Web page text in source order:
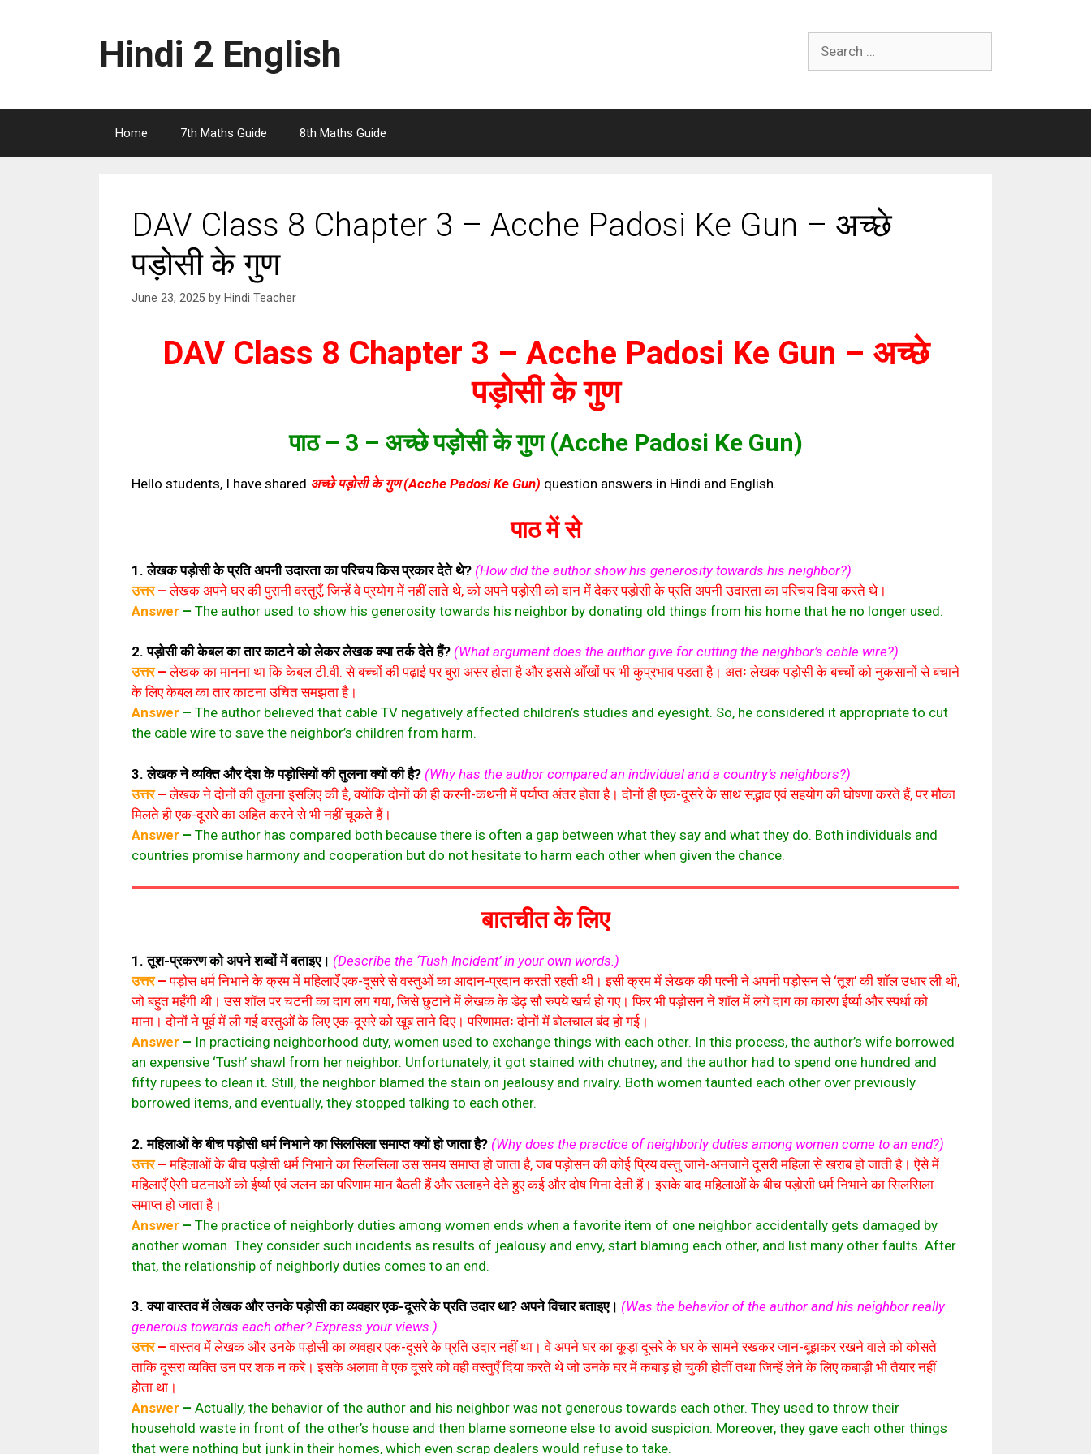
Hindi 2 English
Home 7th Maths Guide 8th Maths Guide
DAV Class 8 Chapter 3 – Acche Padosi Ke Gun – अच्छे
पड़ोसी के गुण
June 23, 2025 by Hindi Teacher
DAV Class 8 Chapter 3 – Acche Padosi Ke Gun – अच्छे
पड़ोसी के गुण
पाठ – 3 – अच्छे पड़ोसी के गुण (Acche Padosi Ke Gun)
Hello students, I have shared अच्छे पड़ोसी के गुण (Acche Padosi Ke Gun) question answers in Hindi and English.
पाठ में से
1. लेखक पड़ोसी के प्रति अपनी उदारता का परिचय किस प्रकार देते थे? (How did the author show his generosity towards his neighbor?)
उत्तर– लेखक अपने घर की पुरानी वस्तुएँ, जिन्हें वे प्रयोग में नहीं लाते थे, को अपने पड़ोसी को दान में देकर पड़ोसी के प्रति अपनी उदारता का परिचय दिया करते थे।
Answer – The author used to show his generosity towards his neighbor by donating old things from his home that he no longer used.
2. पड़ोसी की केबल का तार काटने को लेकर लेखक क्या तर्क देते हैं? (What argument does the author give for cutting the neighbor’s cable wire?)
उत्तर– लेखक का मानना था कि केबल टी.वी. से बच्चों की पढ़ाई पर बुरा असर होता है और इससे आँखों पर भी कुप्रभाव पड़ता है। अतः लेखक पड़ोसी के बच्चों को नुकसानों से बचाने
के लिए केबल का तार काटना उचित समझता है।
Answer – The author believed that cable TV negatively affected children’s studies and eyesight. So, he considered it appropriate to cut
the cable wire to save the neighbor’s children from harm.
3. लेखक ने व्यक्ति और देश के पड़ोसियों की तुलना क्यों की है? (Why has the author compared an individual and a country’s neighbors?)
उत्तर– लेखक ने दोनों की तुलना इसलिए की है, क्योंकि दोनों की ही करनी-कथनी में पर्याप्त अंतर होता है। दोनों ही एक-दूसरे के साथ सद्भाव एवं सहयोग की घोषणा करते हैं, पर मौका
मिलते ही एक-दूसरे का अहित करने से भी नहीं चूकते हैं।
Answer – The author has compared both because there is often a gap between what they say and what they do. Both individuals and
countries promise harmony and cooperation but do not hesitate to harm each other when given the chance.
बातचीत के लिए
1. तूश-प्रकरण को अपने शब्दों में बताइए। (Describe the ‘Tush Incident’ in your own words.)
उत्तर– पड़ोस धर्म निभाने के क्रम में महिलाएँ एक-दूसरे से वस्तुओं का आदान-प्रदान करती रहती थी। इसी क्रम में लेखक की पत्नी ने अपनी पड़ोसन से ‘तूश’ की शॉल उधार ली थी,
जो बहुत महँगी थी। उस शॉल पर चटनी का दाग लग गया, जिसे छुटाने में लेखक के डेढ़ सौ रुपये खर्च हो गए। फिर भी पड़ोसन ने शॉल में लगे दाग का कारण ईर्ष्या और स्पर्धा को
माना। दोनों ने पूर्व में ली गई वस्तुओं के लिए एक-दूसरे को खूब ताने दिए। परिणामतः दोनों में बोलचाल बंद हो गई।
Answer – In practicing neighborhood duty, women used to exchange things with each other. In this process, the author’s wife borrowed
an expensive ‘Tush’ shawl from her neighbor. Unfortunately, it got stained with chutney, and the author had to spend one hundred and
fifty rupees to clean it. Still, the neighbor blamed the stain on jealousy and rivalry. Both women taunted each other over previously
borrowed items, and eventually, they stopped talking to each other.
2. महिलाओं के बीच पड़ोसी धर्म निभाने का सिलसिला समाप्त क्यों हो जाता है? (Why does the practice of neighborly duties among women come to an end?)
उत्तर– महिलाओं के बीच पड़ोसी धर्म निभाने का सिलसिला उस समय समाप्त हो जाता है, जब पड़ोसन की कोई प्रिय वस्तु जाने-अनजाने दूसरी महिला से खराब हो जाती है। ऐसे में
महिलाएँ ऐसी घटनाओं को ईर्ष्या एवं जलन का परिणाम मान बैठती हैं और उलाहने देते हुए कई और दोष गिना देती हैं। इसके बाद महिलाओं के बीच पड़ोसी धर्म निभाने का सिलसिला
समाप्त हो जाता है।
Answer – The practice of neighborly duties among women ends when a favorite item of one neighbor accidentally gets damaged by
another woman. They consider such incidents as results of jealousy and envy, start blaming each other, and list many other faults. After
that, the relationship of neighborly duties comes to an end.
3. क्या वास्तव में लेखक और उनके पड़ोसी का व्यवहार एक-दूसरे के प्रति उदार था? अपने विचार बताइए। (Was the behavior of the author and his neighbor really
generous towards each other? Express your views.)
उत्तर– वास्तव में लेखक और उनके पड़ोसी का व्यवहार एक-दूसरे के प्रति उदार नहीं था। वे अपने घर का कूड़ा दूसरे के घर के सामने रखकर जान-बूझकर रखने वाले को कोसते
ताकि दूसरा व्यक्ति उन पर शक न करे। इसके अलावा वे एक दूसरे को वही वस्तुएँ दिया करते थे जो उनके घर में कबाड़ हो चुकी होतीं तथा जिन्हें लेने के लिए कबाड़ी भी तैयार नहीं
होता था।
Answer – Actually, the behavior of the author and his neighbor was not generous towards each other. They used to throw their
household waste in front of the other’s house and then blame someone else to avoid suspicion. Moreover, they gave each other things
that were nothing but junk in their homes, which even scrap dealers would refuse to take.